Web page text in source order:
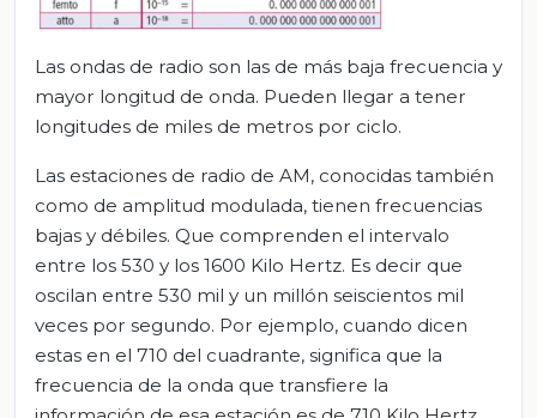
Las ondas de radio son las de más baja frecuencia y
mayor longitud de onda. Pueden llegar a tener
longitudes de miles de metros por ciclo.
Las estaciones de radio de AM, conocidas también
como de amplitud modulada, tienen frecuencias
bajas y débiles. Que comprenden el intervalo
entre los 530 y los 1600 Kilo Hertz. Es decir que
oscilan entre 530 mil y un millón seiscientos mil
veces por segundo. Por ejemplo, cuando dicen
estas en el 710 del cuadrante, significa que la
frecuencia de la onda que transfiere la